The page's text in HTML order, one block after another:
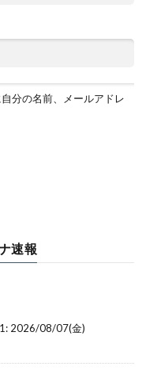
分の名前、メールアドレ
速報
2026/08/07(金)